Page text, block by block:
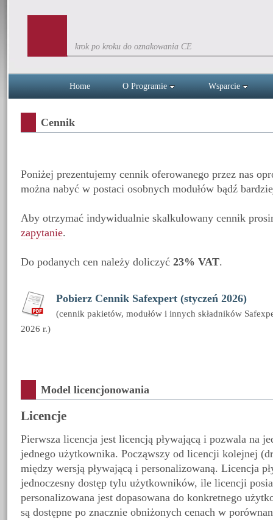
krok po kroku do oznakowania CE
Home O Programie Wsparcie
Cennik
Poniżej prezentujemy cennik oferowanego przez nas
można nabyć w postaci osobnych modułów bądź
Aby otrzymać indywidualnie skalkulowany cennik
zapytanie.
Do podanych cen należy doliczyć 23% VAT.
Pobierz Cennik Safexpert (styczeń 2026)
(cennik pakietów, modułów i innych składników
2026 r.)
Model licencjonowania
Licencje
Pierwsza licencja jest licencją pływającą i pozwala na
jednego użytkownika. Począwszy od licencji kolejnej
między wersją pływającą i personalizowaną. Licencja
jednoczesny dostęp tylu użytkowników, ile licencji
personalizowana jest dopasowana do konkretnego
są dostępne po znacznie obniżonych cenach w